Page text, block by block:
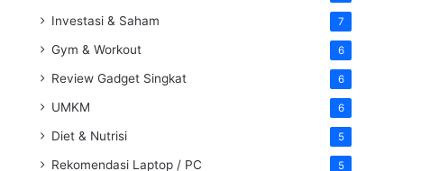
Investasi & Saham 7
Gym & Workout 6
Review Gadget Singkat 6
UMKM 6
Diet & Nutrisi 5
Rekomendasi Laptop / PC 5